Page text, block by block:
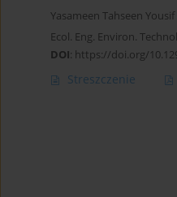
Yasameen Tahseen Yousif
Ecol. Eng. Environ.
DOI: https://doi.org/
Streszczenie